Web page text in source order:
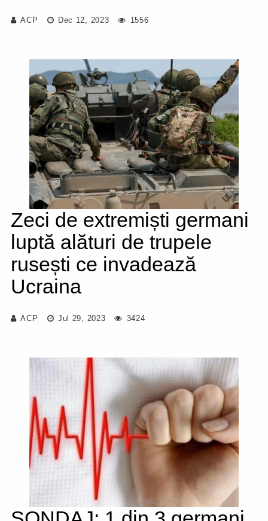
ACP Dec 12, 2023 1556
Zeci de extremiști germani
luptă alături de trupele
rusești ce invadează
Ucraina
ACP Jul 29, 2023 3424